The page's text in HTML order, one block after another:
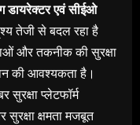
एवं सीईओ
तेजी से बदल रहा है
और तकनीक की सुरक्षा
की आवश्यकता है।
प्लेटफॉर्म
सुरक्षा क्षमता मजबूत